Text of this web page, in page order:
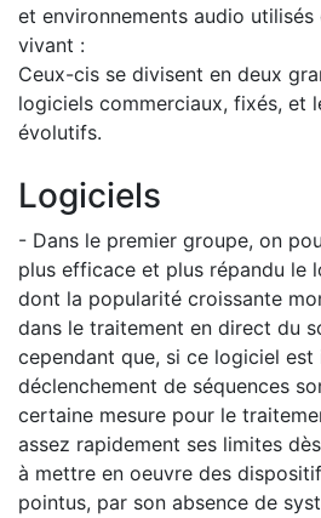
et environnements audio
vivant :
Ceux-cis se divisent en deux
logiciels commerciaux, fixés, et
évolutifs.
Logiciels
- Dans le premier groupe, on
plus efficace et plus répandu le
dont la popularité croissante
dans le traitement en direct du
cependant que, si ce logiciel est
déclenchement de séquences
certaine mesure pour le
assez rapidement ses limites
à mettre en oeuvre des
pointus, par son absence de